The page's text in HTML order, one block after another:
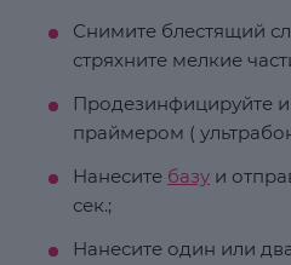
Снимите блестящий
стряхните мелкие
Продезинфицируйте
праймером (
Нанесите базу и
сек.;
Нанесите один или